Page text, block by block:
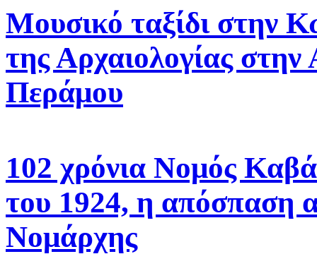
Μουσικό ταξίδι στην
της Αρχαιολογίας
Περάμου
102 χρόνια Νομός
του 1924, η απόσπαση
Νομάρχης